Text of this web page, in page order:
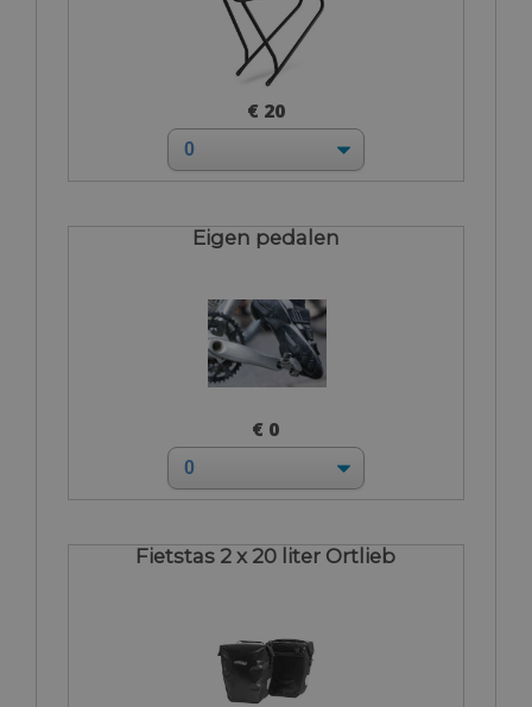
€ 20
Eigen pedalen
€ 0
Fietstas 2 x 20 liter Ortlieb